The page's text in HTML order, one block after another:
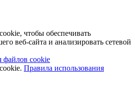
чтобы обеспечивать
веб-сайта и анализировать сетевой
файлов cookie
Правила использования